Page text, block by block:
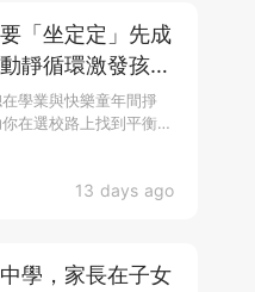
13 days ago
「坐定定」先成
靜循環激發孩子
學業與快樂童年間掙
在選校路上找到平衡，
學，家長在子女